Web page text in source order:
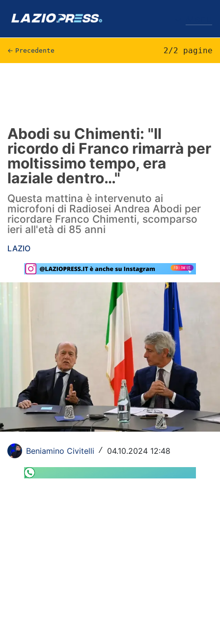
Formello
Infortuni
Primavera
Calciomercato
Lazio Women
Rassegna Lazio
Calcio
Europa League
Formula 1
Tennis
Vela
SHOP LAZIO
Contatti
← Precedente 2/2 pagine
Abodi su Chimenti: "Il
ricordo di Franco rimarrà per
moltissimo tempo, era
laziale dentro…"
Questa mattina è intervenuto ai
microfoni di Radiosei Andrea Abodi per
ricordare Franco Chimenti, scomparso
ieri all'età di 85 anni
LAZIO
Beniamino Civitelli / 04.10.2024 12:48